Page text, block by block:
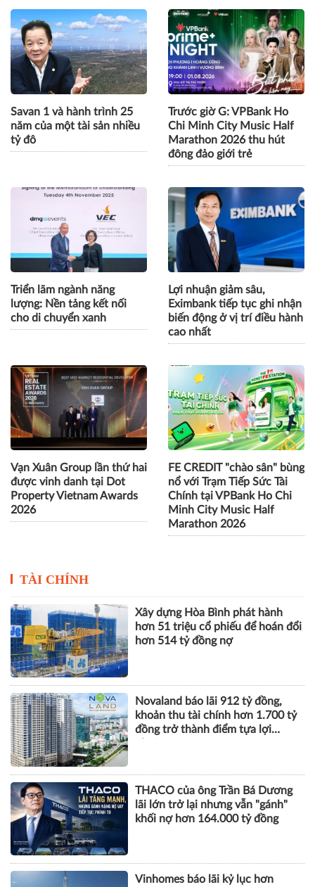
Savan 1 và hành trình 25
năm của một tài sản nhiều
tỷ đô
Trước giờ G: VPBank Ho
Chi Minh City Music Half
Marathon 2026 thu hút
đông đảo giới trẻ
Triển lãm ngành năng
lượng: Nền tảng kết nối
cho di chuyển xanh
Lợi nhuận giảm sâu,
Eximbank tiếp tục ghi nhận
biến động ở vị trí điều hành
cao nhất
Vạn Xuân Group lần thứ hai
được vinh danh tại Dot
Property Vietnam Awards
2026
FE CREDIT "chào sân" bùng
nổ với Trạm Tiếp Sức Tài
Chính tại VPBank Ho Chi
Minh City Music Half
Marathon 2026
TÀI CHÍNH
Xây dựng Hòa Bình phát hành
hơn 51 triệu cổ phiếu để hoán đổi
hơn 514 tỷ đồng nợ
Novaland báo lãi 912 tỷ đồng,
khoản thu tài chính hơn 1.700 tỷ
đồng trở thành điểm tựa lợi
THACO của ông Trần Bá Dương
lãi lớn trở lại nhưng vẫn "gánh"
khối nợ hơn 164.000 tỷ đồng
Vinhomes báo lãi kỷ lục hơn